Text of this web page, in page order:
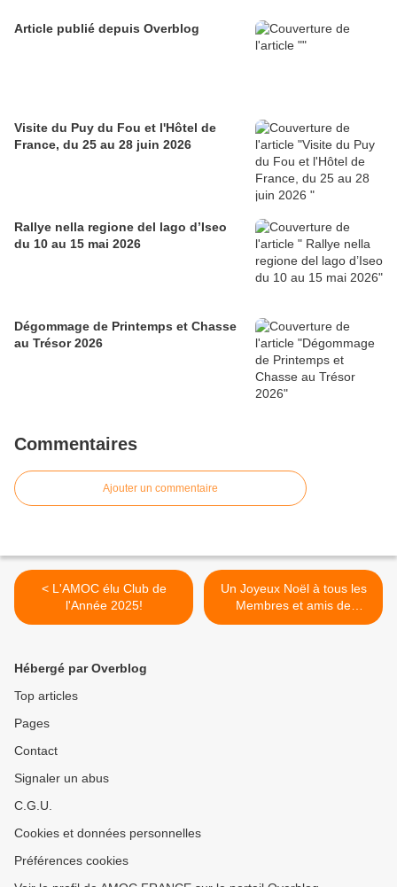
Article publié depuis Overblog
Visite du Puy du Fou et l'Hôtel de
France, du 25 au 28 juin 2026
Rallye nella regione del lago d’Iseo
du 10 au 15 mai 2026
Dégommage de Printemps et Chasse
au Trésor 2026
Commentaires
Ajouter un commentaire
< L'AMOC élu Club de
l'Année 2025!
Un Joyeux Noël à tous les
Membres et amis de
l'AMOC France! >
Hébergé par Overblog
Top articles
Pages
Contact
Signaler un abus
C.G.U.
Cookies et données personnelles
Préférences cookies